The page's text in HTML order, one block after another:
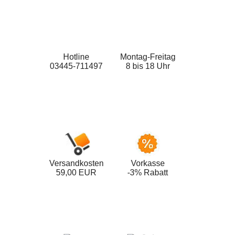
Hotline
03445-711497
Montag-Freitag
8 bis 18 Uhr
Versandkosten
59,00 EUR
Vorkasse
-3% Rabatt